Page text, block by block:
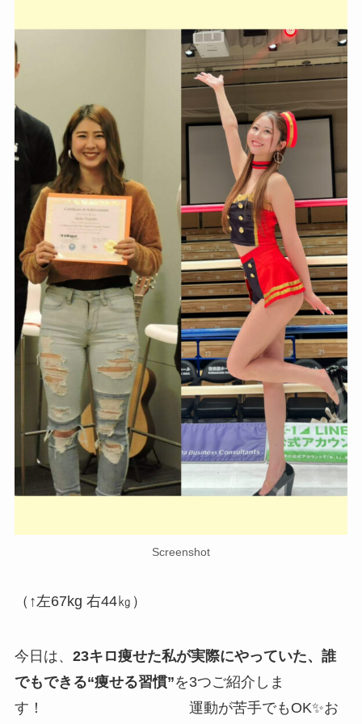
Screenshot
（↑左67kg 右44㎏）
今日は、 23キロ痩せた私が実際にやっていた、誰
でもできる“痩せる習慣”を3つご紹介しま
す！ 運動が苦手でもOK✨お